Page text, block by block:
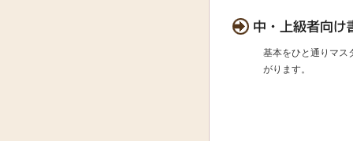
基本をひと通りマス
がります。